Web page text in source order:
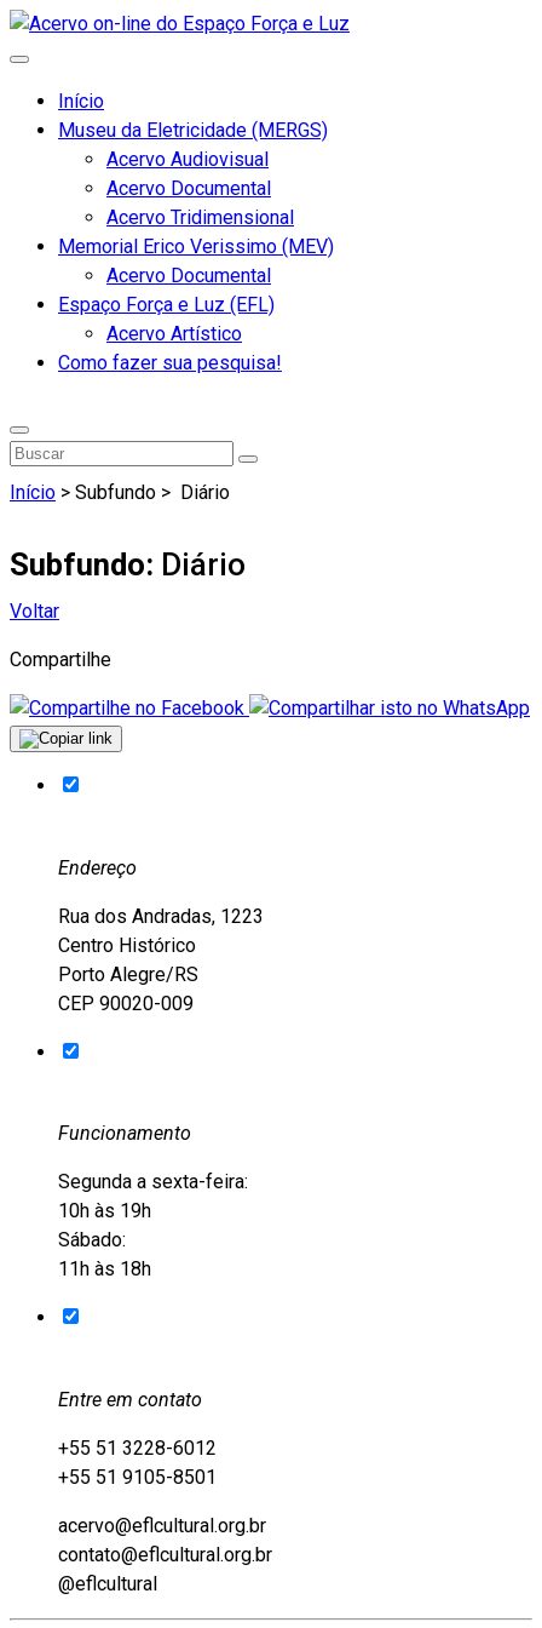
Início
Museu da Eletricidade (MERGS)
Acervo Audiovisual
Acervo Documental
Acervo Tridimensional
Memorial Erico Verissimo (MEV)
Acervo Documental
Espaço Força e Luz (EFL)
Acervo Artístico
Como fazer sua pesquisa!
Início > Subfundo > Diário
Subfundo: Diário
Voltar
Compartilhe
Endereço
Rua dos Andradas, 1223
Centro Histórico
Porto Alegre/RS
CEP 90020-009
Funcionamento
Segunda a sexta-feira:
10h às 19h
Sábado:
11h às 18h
Entre em contato
+55 51 3228-6012
+55 51 9105-8501
acervo@eflcultural.org.br
contato@eflcultural.org.br
@eflcultural